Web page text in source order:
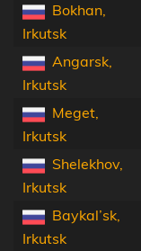
Bokhan,
Irkutsk
Angarsk,
Irkutsk
Meget,
Irkutsk
Shelekhov,
Irkutsk
Baykal’sk,
Irkutsk